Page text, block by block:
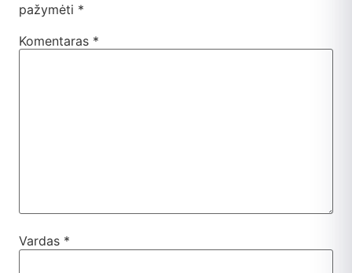
pažymėti *
Komentaras *
Vardas *